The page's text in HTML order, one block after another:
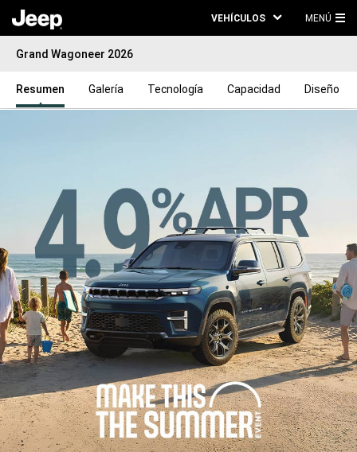
VEHÍCULOS MENÚ
Grand Wagoneer 2026
Resumen Galería Tecnología Capacidad Diseño